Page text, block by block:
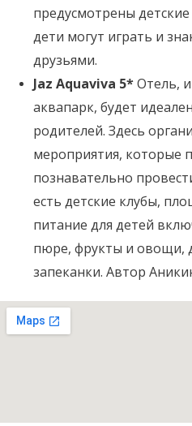
предусмотрены
дети могут играть и
друзьями.
Jaz Aquaviva 5*Отель,
аквапарк, будет
родителей. Здесь
мероприятия, которые
познавательно
есть детские клубы,
питание для детей
пюре, фрукты и овощи,
запеканки. Автор